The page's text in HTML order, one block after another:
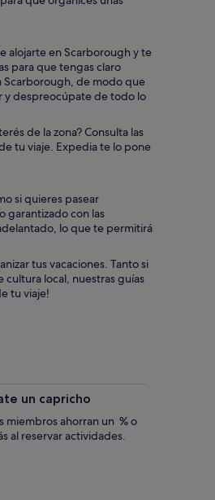
y tiendas.
alojarte en Scarborough y te
para que tengas claro
Scarborough, de modo que
y despreocúpate de todo lo
de la zona? Consulta las
tu viaje. Expedia te lo pone
si quieres pasear
garantizado con las
lo que te permitirá
tus vacaciones. Tanto si
local, nuestras guías
tu viaje!
un capricho
miembros ahorran un % o
al reservar actividades.